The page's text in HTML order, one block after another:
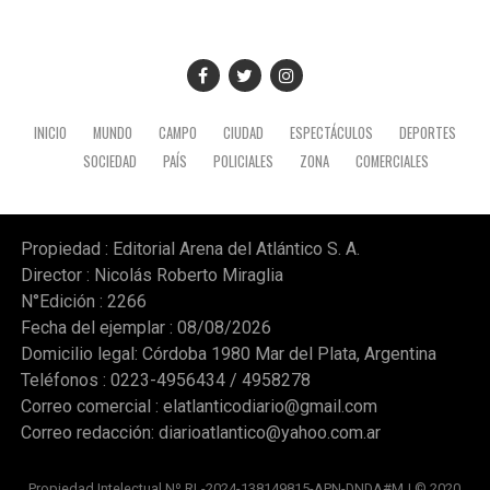
que proyecta una revolución agropecuaria digital basada
en tecnología y datos.
Gentileza radio Mitre
INICIO MUNDO CAMPO CIUDAD ESPECTÁCULOS
DEPORTES
SOCIEDAD
PAÍS POLICIALES ZONA COMERCIALES
Propiedad : Editorial Arena del Atlántico S. A.
Director : Nicolás Roberto Miraglia
N°Edición : 2266
Fecha del ejemplar : 08/08/2026
Domicilio legal: Córdoba 1980 Mar del Plata, Argentina
Teléfonos : 0223-4956434 / 4958278
Correo comercial : elatlanticodiario@gmail.com
Correo redacción: diarioatlantico@yahoo.com.ar